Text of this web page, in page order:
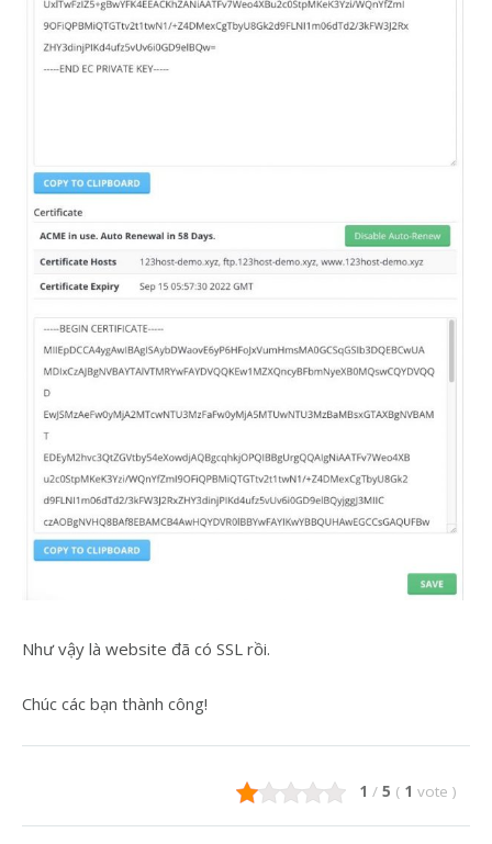
Như vậy là website đã có SSL rồi.
Chúc các bạn thành công!
1 / 5 ( 1 vote )